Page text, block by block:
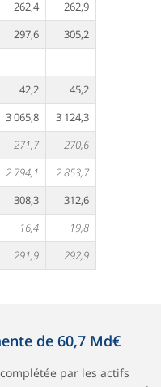
262,4
262,9
297,6
305,2
42,2
45,2
3 065,8
3 124,3
271,7
270,6
2 794,1
2 853,7
308,3
312,6
16,4
19,8
291,9
292,9
de 60,7 Md€
par les actifs